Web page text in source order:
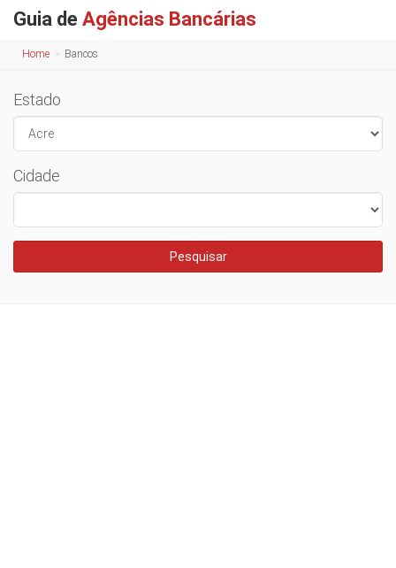
Guia de Agências Bancárias
Home Bancos
Estado
Cidade
Pesquisar